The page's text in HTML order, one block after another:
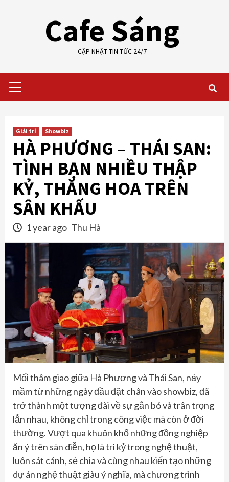
Cafe Sáng
CẬP NHẬT TIN TỨC 24/7
Menu
Giải trí Showbiz
HÀ PHƯƠNG – THÁI SAN:
TÌNH BẠN NHIỀU THẬP
KỶ, THĂNG HOA TRÊN
SÂN KHẤU
1 year ago Thu Hà
Mối thâm giao giữa Hà Phương và Thái San, nảy
mầm từ những ngày đầu đặt chân vào showbiz, đã
trở thành một tượng đài về sự gắn bó và trân trọng
lẫn nhau, không chỉ trong công việc mà còn ở đời
thường. Vượt qua khuôn khổ những đồng nghiệp
ăn ý trên sàn diễn, họ là tri kỷ trong nghệ thuật,
luôn sát cánh, sẻ chia và cùng nhau kiến tạo những
dự án nghệ thuật giàu ý nghĩa, mà chương trình